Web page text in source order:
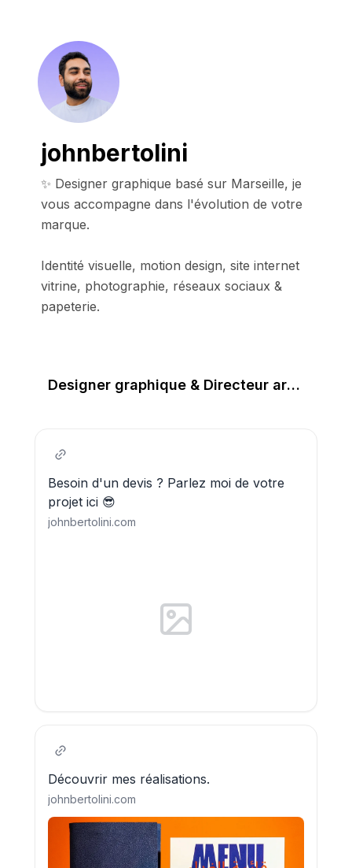
johnbertolini
✨ Designer graphique basé sur Marseille, je
vous accompagne dans l'évolution de votre
marque.
Identité visuelle, motion design, site internet
vitrine, photographie, réseaux sociaux &
papeterie.
Besoin d'un devis ? Parlez moi de votre
projet ici 😎
johnbertolini.com
Découvrir mes réalisations.
johnbertolini.com
Designer graphique & Directeur artistique